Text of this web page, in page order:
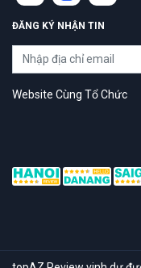
ĐĂNG KÝ NHẬN TIN
Website Cùng Tổ Chức
topAZ Review vinh dự
trải nghiệm tốt & chất